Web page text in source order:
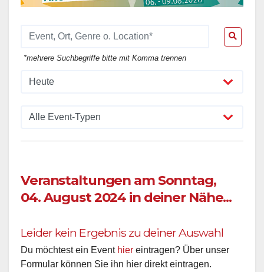
*mehrere Suchbegriffe bitte mit Komma trennen
Veranstaltungen am Sonntag,
04. August 2024 in deiner Nähe...
Leider kein Ergebnis zu deiner Auswahl
Du möchtest ein Event hier eintragen? Über unser
Formular können Sie ihn hier direkt eintragen.